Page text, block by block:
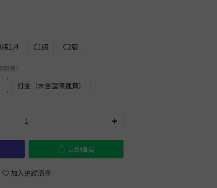
版1/4 C1版 C2版
費）
訂金（未含國際運費）
立即購買
加入追蹤清單